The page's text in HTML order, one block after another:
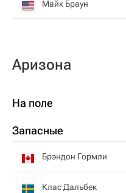
Майк Браун
Аризона
На поле
Запасные
Брэндон Гормли
Клас Дальбек